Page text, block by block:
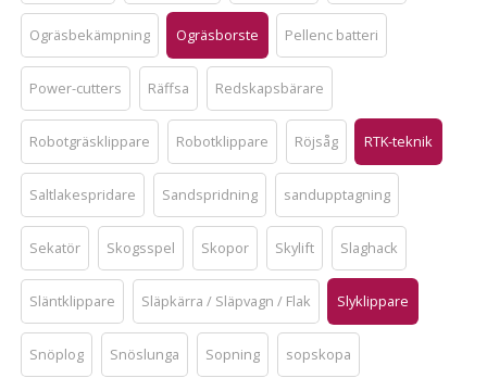
Ogräsbekämpning Ogräsborste Pellenc batteri
Power-cutters Räffsa Redskapsbärare
Robotgräsklippare Robotklippare Röjsåg RTK-teknik
Saltlakespridare Sandspridning sandupptagning
Sekatör Skogsspel Skopor Skylift Slaghack
Släntklippare Släpkärra / Släpvagn / Flak Slyklippare
Snöplog Snöslunga Sopning sopskopa